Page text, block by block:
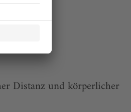
Distanz und körperlicher